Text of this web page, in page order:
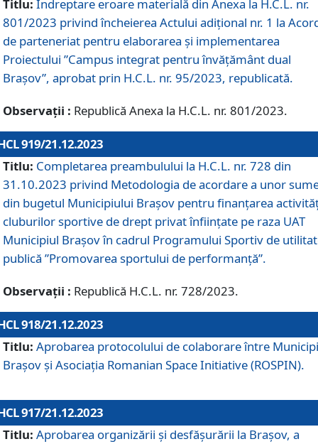
Titlu: Îndreptare eroare materială din Anexa la H.C.L. nr.
801/2023 privind încheierea Actului adițional nr. 1 la
de parteneriat pentru elaborarea și implementarea
Proiectului ”Campus integrat pentru învățământ dual
Brașov”, aprobat prin H.C.L. nr. 95/2023, republicată.
Observații : Republică Anexa la H.C.L. nr. 801/2023.
919/21.12.2023
Titlu: Completarea preambulului la H.C.L. nr. 728 din
31.10.2023 privind Metodologia de acordare a unor
din bugetul Municipiului Brașov pentru finanțarea
cluburilor sportive de drept privat înființate pe raza UAT
Municipiul Brașov în cadrul Programului Sportiv de
publică ”Promovarea sportului de performanță”.
Observații : Republică H.C.L. nr. 728/2023.
918/21.12.2023
Titlu: Aprobarea protocolului de colaborare între
Brașov și Asociația Romanian Space Initiative (ROSPIN).
917/21.12.2023
Titlu: Aprobarea organizării şi desfăşurării la Braşov, a